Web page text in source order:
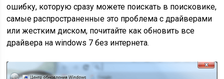
ошибку, которую сразу можете поискать в поисковике,
самые распространенные это проблема с драйверами
или жестким диском, почитайте как обновить все
драйвера на windows 7 без интернета.